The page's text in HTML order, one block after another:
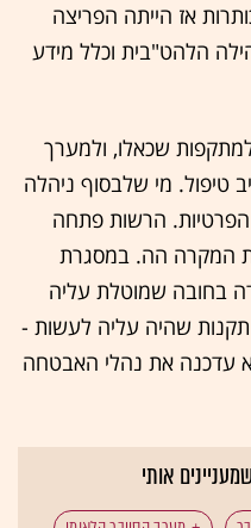
אז הייתה הפריצה
הלהט"בית וכלל מידע
שכאלו, ולמערך
טיפול. מי שלבסוף ניהלה
הרשות פתחה
את המקרה הה. במסגרת
בחובה שמוטלת עליה
שהיה עליה לעשות -
עדכנה את נהלי האבטחה
אותי